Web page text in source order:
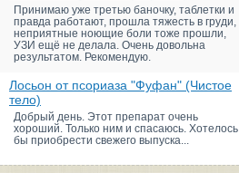
Принимаю уже третью баночку, таблетки и
правда работают, прошла тяжесть в груди,
неприятные ноющие боли тоже прошли,
УЗИ ещё не делала. Очень довольна
результатом. Рекомендую.
Лосьон от псориаза "Фуфан" (Чистое
тело)
Добрый день. Этот препарат очень
хороший. Только ним и спасаюсь. Хотелось
бы приобрести свежего выпуска...